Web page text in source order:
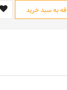
به سبد خرید